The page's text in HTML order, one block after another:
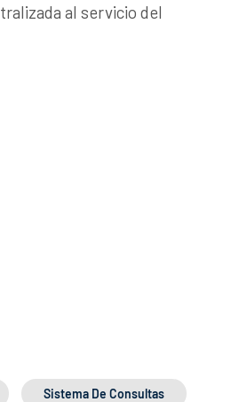
al servicio del
Sistema De Consultas